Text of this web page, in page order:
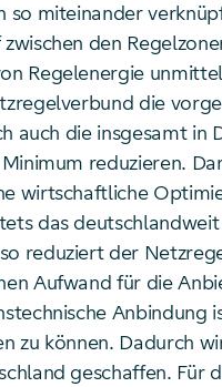
so miteinander
den
Regelenergie
die
auch die insgesamt in
reduzieren.
wirtschaftliche
das
reduziert der
Aufwand für die
zu können. Dadurch
geschaffen. Für